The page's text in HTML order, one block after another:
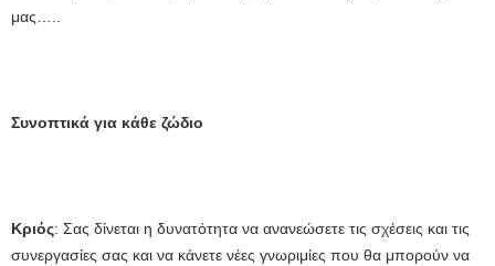
μας…..
Συνοπτικά για κάθε ζώδιο
Κριός: Σας δίνεται η δυνατότητα να ανανεώσετε τις σχέσεις και τις
συνεργασίες σας και να κάνετε νέες γνωριμίες που θα μπορούν να